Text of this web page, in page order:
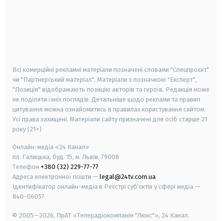
Всі комерційні рекламні матеріали позначені словами "Спецпроєкт"
чи "Партнерський матеріал". Матеріали з позначкою "Експерт",
"Позиція" відображають позицію авторів та героїв. Редакція може
не поділяти їхніх поглядів. Детальніше щодо реклами та правил
цитування можна ознайомитись в правилах користування сайтом.
Усі права захищені. Матеріали сайту призначені для осіб старше 21
року (21+)
Онлайн-медіа «24 Канал»
пл. Галицька, буд. 15, м. Львів, 79008
Телефон +380 (32) 229-77-77
Адреса електронної пошти — legal@24tv.com.ua
Ідентифікатор онлайн-медіа в Реєстрі суб'єктів у сфері медіа —
R40-06057
© 2005—2026, ПрАТ «Телерадіокомпанія "Люкс"», 24 Канал.